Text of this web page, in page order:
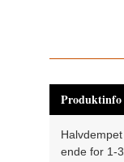
Produktinfo
ende for 1-